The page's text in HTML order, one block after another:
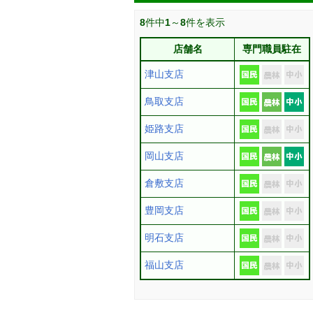
8件中1～8件を表示
店舗名 専門職員駐在
津山支店
鳥取支店
姫路支店
岡山支店
倉敷支店
豊岡支店
明石支店
福山支店